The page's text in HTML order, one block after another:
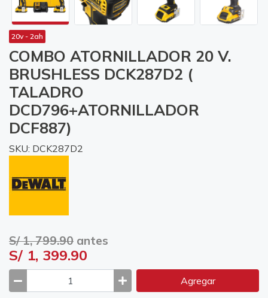
20v - 2ah
COMBO ATORNILLADOR 20 V.
BRUSHLESS DCK287D2 (
TALADRO
DCD796+ATORNILLADOR
DCF887)
SKU: DCK287D2
S/ 1, 799.90 antes
S/ 1, 399.90
Agregar